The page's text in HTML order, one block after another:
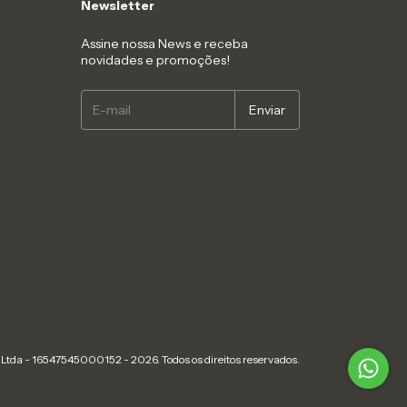
Newsletter
Assine nossa News e receba
novidades e promoções!
- 16547545000152 - 2026. Todos os direitos reservados.